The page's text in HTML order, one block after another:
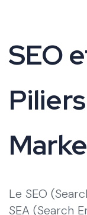
SEO
Le SEO
SEA (Search